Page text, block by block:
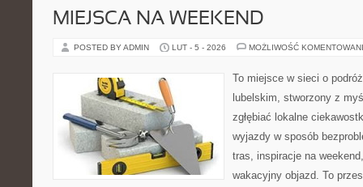
MIEJSCA NA WEEKEND
POSTED BY ADMIN LUT - 5 - 2026 MOŻLIWOŚĆ
To miejsce w sieci o
lubelskim, stworzony z
zgłębiać lokalne
wyjazdy w sposób
tras, inspiracje na
wakacyjny objazd. To